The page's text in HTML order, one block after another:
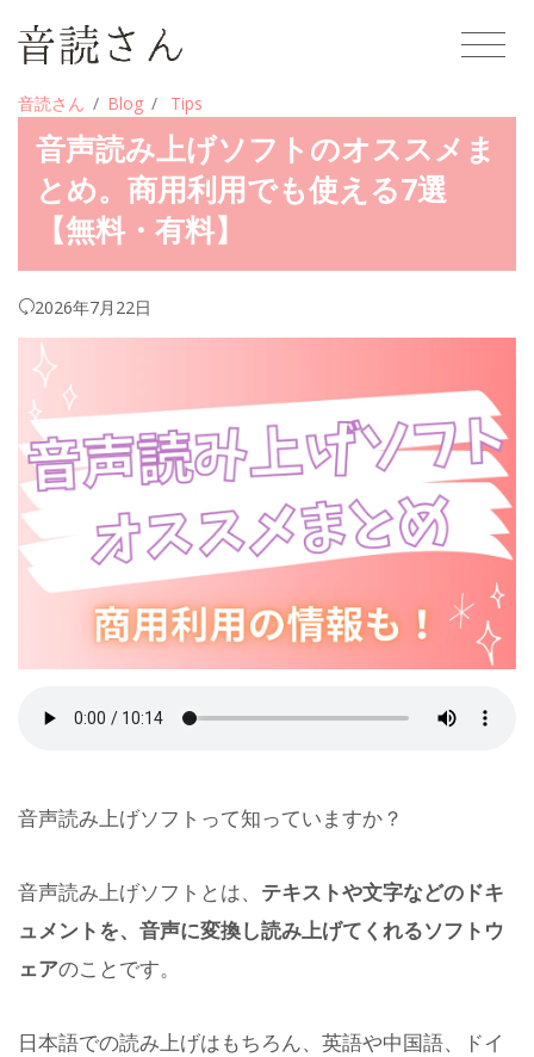
音読さん Blog Tips
音声読み上げソフトのオススメま
とめ。商用利用でも使える7選
【無料・有料】
2026年7月22日
音声読み上げソフトって知っていますか？
音声読み上げソフトとは、 テキストや文字などのドキ
ュメントを、音声に変換し読み上げてくれるソフトウ
ェアのことです。
日本語での読み上げはもちろん、英語や中国語、ドイ